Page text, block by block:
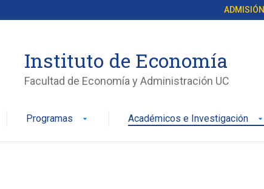
ADMISIÓN
Instituto de Economía
Facultad de Economía y Administración UC
Programas arrow_drop_down Académicos e Investigación arrow_drop_down